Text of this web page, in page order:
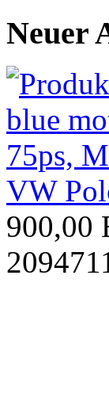
Neuer
VW
900,00